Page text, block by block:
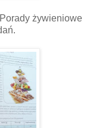
żywieniowe